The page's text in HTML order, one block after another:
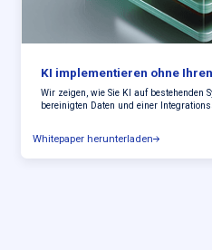
KI implementieren ohne
Wir zeigen, wie Sie KI auf bestehenden
bereinigten Daten und einer
Whitepaper herunterladen